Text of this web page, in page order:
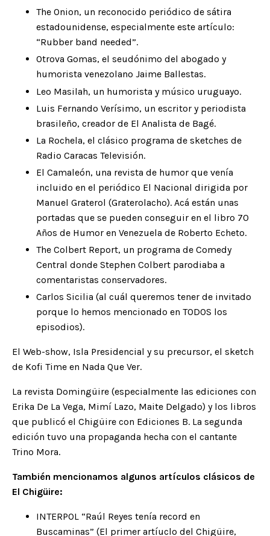
The Onion, un reconocido periódico de sátira
estadounidense, especialmente este artículo:
“Rubber band needed”.
Otrova Gomas, el seudónimo del abogado y
humorista venezolano Jaime Ballestas.
Leo Masilah, un humorista y músico uruguayo.
Luis Fernando Verísimo, un escritor y periodista
brasileño, creador de El Analista de Bagé.
La Rochela, el clásico programa de sketches de
Radio Caracas Televisión.
El Camaleón, una revista de humor que venía
incluido en el periódico El Nacional dirigida por
Manuel Graterol (Graterolacho). Acá están unas
portadas que se pueden conseguir en el libro 70
Años de Humor en Venezuela de Roberto Echeto.
The Colbert Report, un programa de Comedy
Central donde Stephen Colbert parodiaba a
comentaristas conservadores.
Carlos Sicilia (al cuál queremos tener de invitado
porque lo hemos mencionado en TODOS los
episodios).
El Web-show, Isla Presidencial y su precursor, el sketch
de Kofi Time en Nada Que Ver.
La revista Domingüire (especialmente las ediciones con
Erika De La Vega, Mimí Lazo, Maite Delgado) y los libros
que publicó el Chigüire con Ediciones B. La segunda
edición tuvo una propaganda hecha con el cantante
Trino Mora.
También mencionamos algunos artículos clásicos de
El Chigüire:
INTERPOL “Raúl Reyes tenía record en
Buscaminas” (El primer artíuclo del Chigüire,